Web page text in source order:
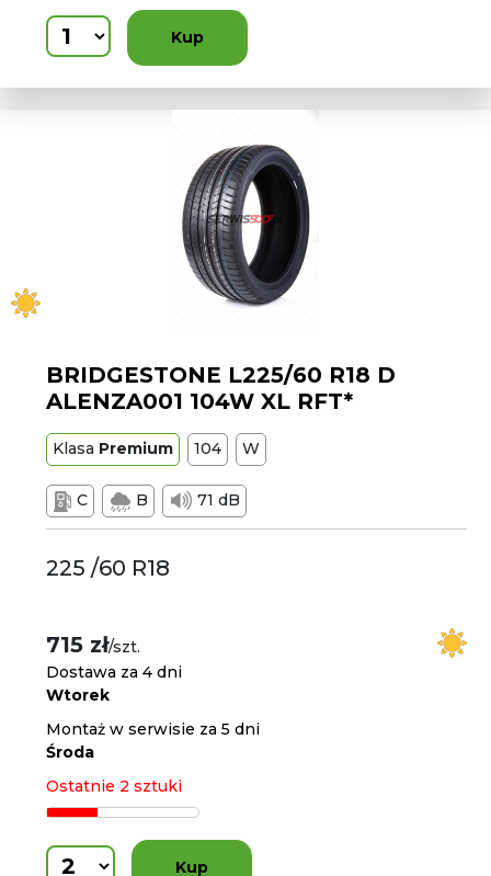
Kup
BRIDGESTONE L225/60 R18 D
ALENZA001 104W XL RFT*
Klasa Premium 104 W
C B 71 dB
225 /60 R18
715 zł/szt.
Dostawa za 4 dni
Wtorek
Montaż w serwisie za 5 dni
Środa
Ostatnie 2 sztuki
Kup